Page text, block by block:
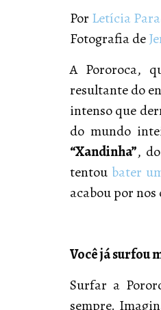
Por Letícia
Fotografia de
A Pororoca,
resultante do
intenso que
do mundo
“Xandinha”,
tentou bater
acabou por
Você já surfou
Surfar a
sempre.